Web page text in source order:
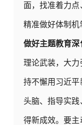
面，找准着力
精准做好体制机
做好主题教育深
理论武装，大
持不懈用习近
头脑、指导实
得新成效。要主